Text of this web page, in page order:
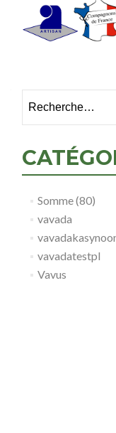
Somme (80)
vavada
vavadatestpl
Vavus